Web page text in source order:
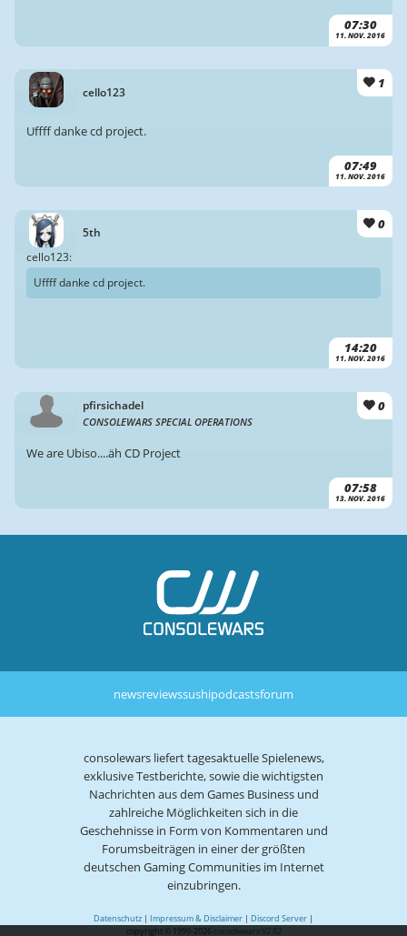
07:30
11. NOV. 2016
cello123
1
07:49
11. NOV. 2016
Uffff danke cd project.
5th
0
14:20
11. NOV. 2016
cello123:
Uffff danke cd project.
pfirsichadel
CONSOLEWARS SPECIAL OPERATIONS
0
07:58
13. NOV. 2016
We are Ubiso....äh CD Project
newsreviewssushipodcastsforum
consolewars liefert tagesaktuelle Spielenews,
exklusive Testberichte, sowie die wichtigsten
Nachrichten aus dem Games Business und
zahlreiche Möglichkeiten sich in die
Geschehnisse in Form von Kommentaren und
Forumsbeiträgen in einer der größten
deutschen Gaming Communities im Internet
einzubringen.
Datenschutz | Impressum & Disclaimer | Discord Server |
copyright © 1999-2026 consolewars V2.82